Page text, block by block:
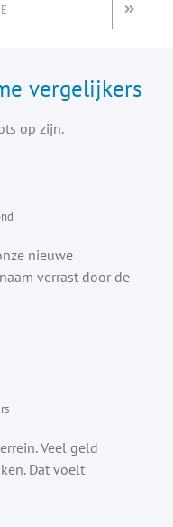
vergelijkers
op zijn.
nieuwe
verrast door de
Veel geld
Dat voelt